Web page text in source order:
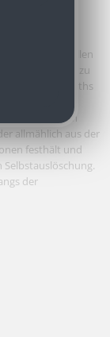
festes
in vielen Rollen
jedoch immer zu
von Joseph Roths
den
unglaublichem
allmählich aus der
festhält und
der